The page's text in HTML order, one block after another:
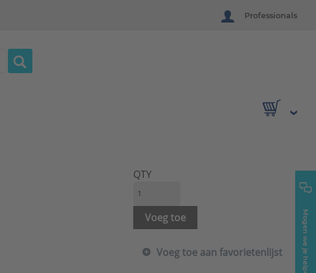
Professionals
Mogen we je helpen?
QTY
Voeg toe
Voeg toe aan favorietenlijst